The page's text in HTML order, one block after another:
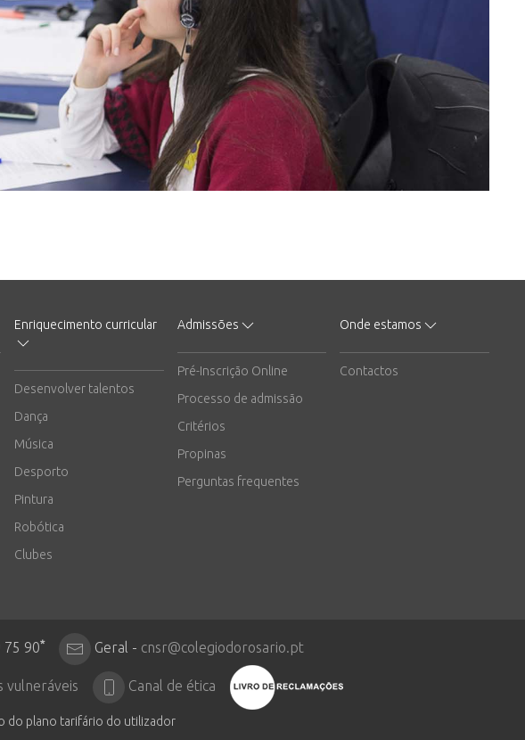
Enriquecimento curricular
Desenvolver talentos
Dança
Música
Desporto
Pintura
Robótica
Clubes
Admissões
Pré-Inscrição Online
Processo de admissão
Critérios
Propinas
Perguntas frequentes
Onde estamos
Contactos
75 90* Geral - cnsr@colegiodorosario.pt
vulneráveis Canal de ética
do plano tarifário do utilizador